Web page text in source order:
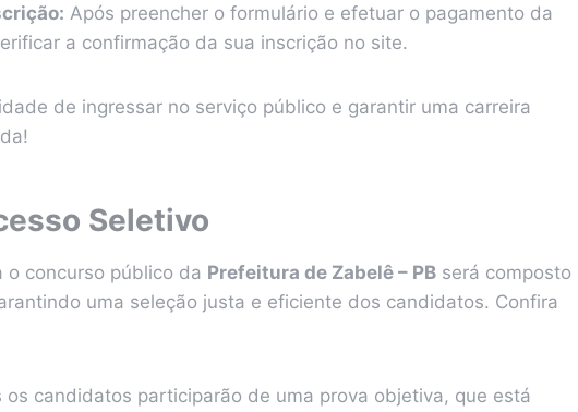
Após preencher o formulário e efetuar o pagamento da
a confirmação da sua inscrição no site.
de ingressar no serviço público e garantir uma carreira
Seletivo
o concurso público da Prefeitura de Zabelê – PB será composto
uma seleção justa e eficiente dos candidatos. Confira
os candidatos participarão de uma prova objetiva, que está